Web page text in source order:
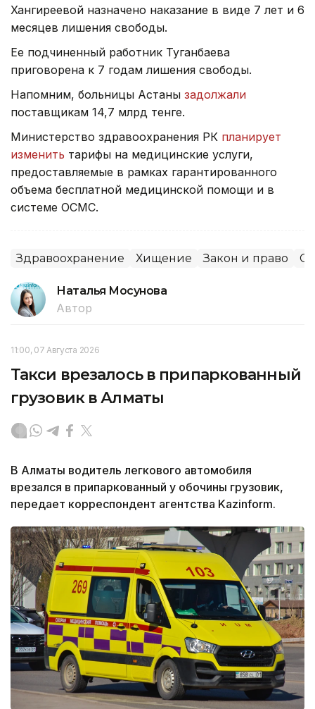
Хангиреевой назначено наказание в виде 7 лет и 6
месяцев лишения свободы.
Ее подчиненный работник Туганбаева
приговорена к 7 годам лишения свободы.
Напомним, больницы Астаны задолжали
поставщикам 14,7 млрд тенге.
Министерство здравоохранения РК планирует
изменить тарифы на медицинские услуги,
предоставляемые в рамках гарантированного
объема бесплатной медицинской помощи и в
системе ОСМС.
Здравоохранение Хищение Закон и право
Наталья Мосунова
Автор
11:00, 07 Августа 2026
Такси врезалось в припаркованный
грузовик в Алматы
В Алматы водитель легкового автомобиля
врезался в припаркованный у обочины грузовик,
передает корреспондент агентства Kazinform.